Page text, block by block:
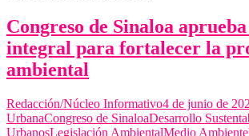
Congreso de Sinaloa
integral para fortalecer la
ambiental
Redacción/Núcleo Informativo4 de junio de
UrbanaCongreso de SinaloaDesarrollo
UrbanosLegislación AmbientalMedio Ambiente